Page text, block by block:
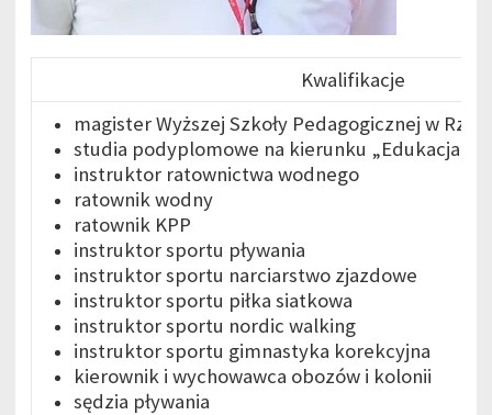
Kwalifikacje
magister Wyższej Szkoły Pedagogicznej w
studia podyplomowe na kierunku „Edukacja
instruktor ratownictwa wodnego
ratownik wodny
ratownik KPP
instruktor sportu pływania
instruktor sportu narciarstwo zjazdowe
instruktor sportu piłka siatkowa
instruktor sportu nordic walking
instruktor sportu gimnastyka korekcyjna
kierownik i wychowawca obozów i kolonii
sędzia pływania